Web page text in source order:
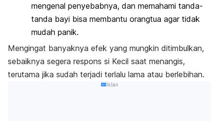
mengenal penyebabnya, dan memahami tanda-
tanda bayi bisa membantu orangtua agar tidak
mudah panik.
Mengingat banyaknya efek yang mungkin ditimbulkan,
sebaiknya segera respons si Kecil saat menangis,
terutama jika sudah terjadi terlalu lama atau berlebihan.
Iklan